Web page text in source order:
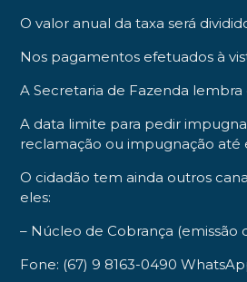
O valor anual da taxa será
Nos pagamentos efetuados à
A Secretaria de Fazenda
A data limite para pedir
reclamação ou impugnação até
O cidadão tem ainda outros
eles:
– Núcleo de Cobrança (emissão
Fone: (67) 9 8163-0490